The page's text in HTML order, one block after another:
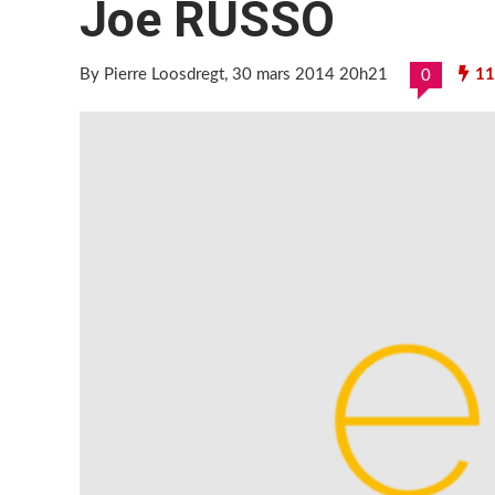
Joe RUSSO
By Pierre Loosdregt, 30 mars 2014 20h21 0